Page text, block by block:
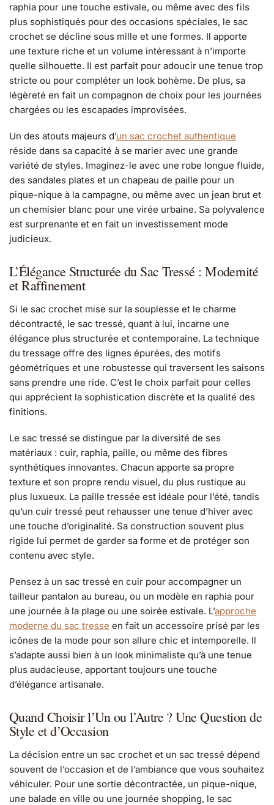
raphia pour une touche estivale, ou même avec des fils
plus sophistiqués pour des occasions spéciales, le sac
crochet se décline sous mille et une formes. Il apporte
une texture riche et un volume intéressant à n’importe
quelle silhouette. Il est parfait pour adoucir une tenue trop
stricte ou pour compléter un look bohème. De plus, sa
légèreté en fait un compagnon de choix pour les journées
chargées ou les escapades improvisées.
Un des atouts majeurs d’un sac crochet authentique
réside dans sa capacité à se marier avec une grande
variété de styles. Imaginez-le avec une robe longue fluide,
des sandales plates et un chapeau de paille pour un
pique-nique à la campagne, ou même avec un jean brut et
un chemisier blanc pour une virée urbaine. Sa polyvalence
est surprenante et en fait un investissement mode
judicieux.
L’Élégance Structurée du Sac Tressé : Modernité
et Raffinement
Si le sac crochet mise sur la souplesse et le charme
décontracté, le sac tressé, quant à lui, incarne une
élégance plus structurée et contemporaine. La technique
du tressage offre des lignes épurées, des motifs
géométriques et une robustesse qui traversent les saisons
sans prendre une ride. C’est le choix parfait pour celles
qui apprécient la sophistication discrète et la qualité des
finitions.
Le sac tressé se distingue par la diversité de ses
matériaux : cuir, raphia, paille, ou même des fibres
synthétiques innovantes. Chacun apporte sa propre
texture et son propre rendu visuel, du plus rustique au
plus luxueux. La paille tressée est idéale pour l’été, tandis
qu’un cuir tressé peut rehausser une tenue d’hiver avec
une touche d’originalité. Sa construction souvent plus
rigide lui permet de garder sa forme et de protéger son
contenu avec style.
Pensez à un sac tressé en cuir pour accompagner un
tailleur pantalon au bureau, ou un modèle en raphia pour
une journée à la plage ou une soirée estivale. L’approche
moderne du sac tresse en fait un accessoire prisé par les
icônes de la mode pour son allure chic et intemporelle. Il
s’adapte aussi bien à un look minimaliste qu’à une tenue
plus audacieuse, apportant toujours une touche
d’élégance artisanale.
Quand Choisir l’Un ou l’Autre ? Une Question de
Style et d’Occasion
La décision entre un sac crochet et un sac tressé dépend
souvent de l’occasion et de l’ambiance que vous souhaitez
véhiculer. Pour une sortie décontractée, un pique-nique,
une balade en ville ou une journée shopping, le sac